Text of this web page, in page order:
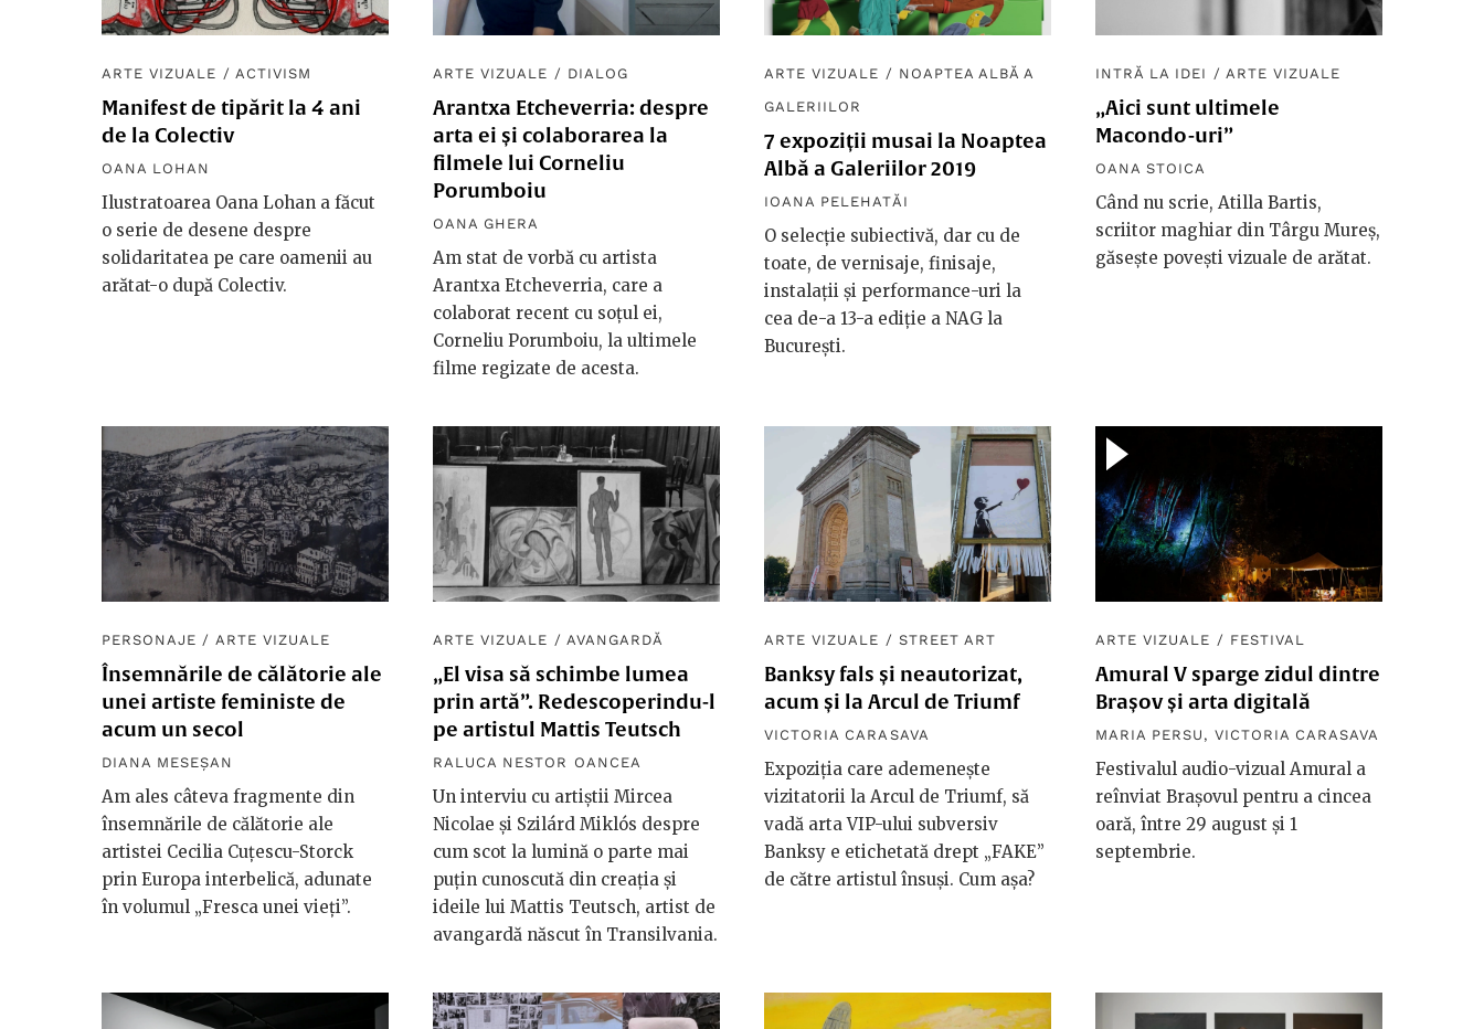
ARTE VIZUALE / ACTIVISM
Manifest de tipărit la 4 ani
de la Colectiv
OANA LOHAN
Ilustratoarea Oana Lohan a făcut
o serie de desene despre
solidaritatea pe care oamenii au
arătat-o după Colectiv.
ARTE VIZUALE / DIALOG
Arantxa Etcheverria: despre
arta ei și colaborarea la
filmele lui Corneliu
Porumboiu
OANA GHERA
Am stat de vorbă cu artista
Arantxa Etcheverria, care a
colaborat recent cu soțul ei,
Corneliu Porumboiu, la ultimele
filme regizate de acesta.
ARTE VIZUALE / NOAPTEA ALBĂ A
GALERIILOR
7 expoziții musai la Noaptea
Albă a Galeriilor 2019
IOANA PELEHATĂI
O selecție subiectivă, dar cu de
toate, de vernisaje, finisaje,
instalații și performance-uri la
cea de-a 13-a ediție a NAG la
București.
INTRĂ LA IDEI / ARTE VIZUALE
„Aici sunt ultimele
Macondo-uri”
OANA STOICA
Când nu scrie, Atilla Bartis,
scriitor maghiar din Târgu Mureș,
găsește povești vizuale de arătat.
PERSONAJE / ARTE VIZUALE
Însemnările de călătorie ale
unei artiste feministe de
acum un secol
DIANA MESEȘAN
Am ales câteva fragmente din
însemnările de călătorie ale
artistei Cecilia Cuțescu-Storck
prin Europa interbelică, adunate
în volumul „Fresca unei vieți”.
ARTE VIZUALE / AVANGARDĂ
„El visa să schimbe lumea
prin artă”. Redescoperindu-l
pe artistul Mattis Teutsch
RALUCA NESTOR OANCEA
Un interviu cu artiștii Mircea
Nicolae și Szilárd Miklós despre
cum scot la lumină o parte mai
puțin cunoscută din creația și
ideile lui Mattis Teutsch, artist de
avangardă născut în Transilvania.
ARTE VIZUALE / STREET ART
Banksy fals și neautorizat,
acum și la Arcul de Triumf
VICTORIA CARASAVA
Expoziția care ademenește
vizitatorii la Arcul de Triumf, să
vadă arta VIP-ului subversiv
Banksy e etichetată drept „FAKE”
de către artistul însuși. Cum așa?
ARTE VIZUALE / FESTIVAL
Amural V sparge zidul dintre
Brașov și arta digitală
MARIA PERSU , VICTORIA CARASAVA
Festivalul audio-vizual Amural a
reînviat Brașovul pentru a cincea
oară, între 29 august și 1
septembrie.